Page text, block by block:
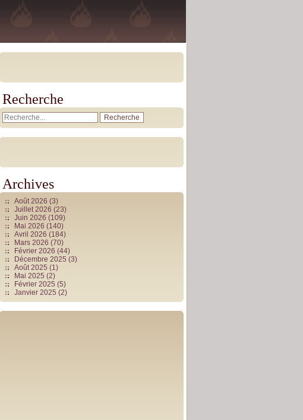
Recherche
Archives
Août 2026 (3)
Juillet 2026 (23)
Juin 2026 (109)
Mai 2026 (140)
Avril 2026 (184)
Mars 2026 (70)
Février 2026 (44)
Décembre 2025 (3)
Août 2025 (1)
Mai 2025 (2)
Février 2025 (5)
Janvier 2025 (2)